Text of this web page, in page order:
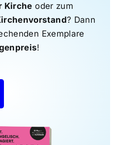
Kirche oder zum
? Dann
Exemplare
!